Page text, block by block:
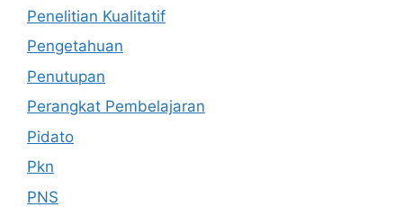
Penelitian Kualitatif
Pengetahuan
Penutupan
Perangkat Pembelajaran
Pidato
Pkn
PNS